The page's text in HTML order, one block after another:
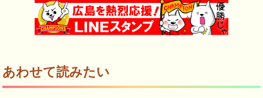
あわせて読みたい